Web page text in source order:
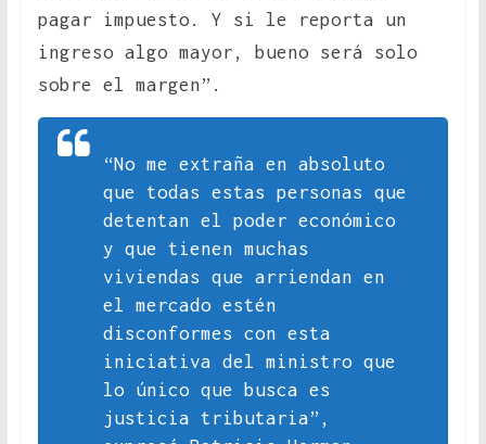
pagar impuesto. Y si le reporta un
ingreso algo mayor, bueno será solo
sobre el margen”.
“No me extraña en absoluto
que todas estas personas que
detentan el poder económico
y que tienen muchas
viviendas que arriendan en
el mercado estén
disconformes con esta
iniciativa del ministro que
lo único que busca es
justicia tributaria”,